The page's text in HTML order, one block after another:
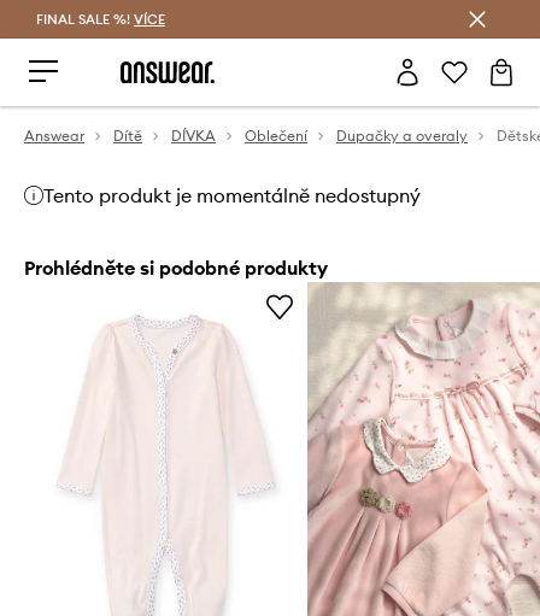
FINAL SALE %! VÍCE
Answear Dítě DÍVKA Oblečení Dupačky a overaly
Tento produkt je momentálně nedostupný
Prohlédněte si podobné produkty